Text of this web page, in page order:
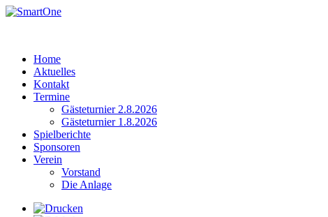
Home
Aktuelles
Kontakt
Termine
Gästeturnier 2.8.2026
Gästeturnier 1.8.2026
Spielberichte
Sponsoren
Verein
Vorstand
Die Anlage